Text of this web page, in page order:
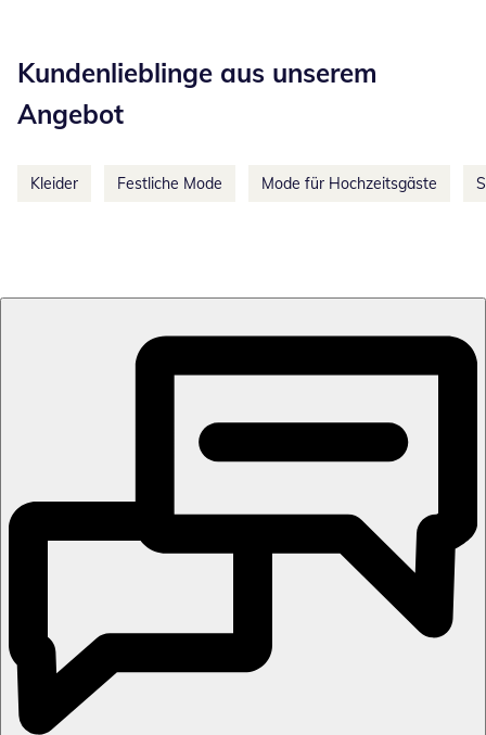
Kundenlieblinge aus unserem
Angebot
Kleider Festliche Mode Mode für Hochzeitsgäste